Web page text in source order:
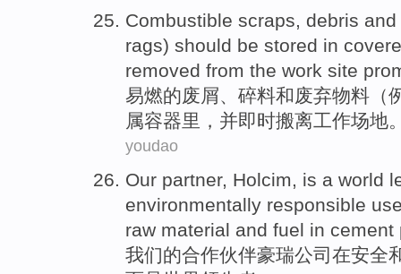
Combustible scraps, debris and
rags) should be stored in
removed from the work site
易燃的废屑、碎料和废弃物料 （
属容器里 ， 并即时搬离工作场地
youdao
Our partner, Holcim, is a world
environmentally responsible
raw material and fuel in cement
我们的合作伙伴豪瑞公司 在安全